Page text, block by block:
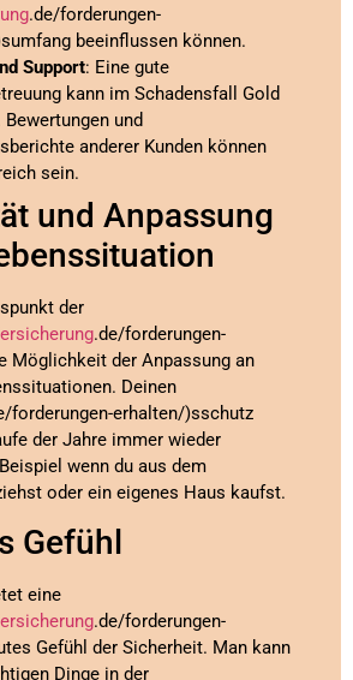
.de/forderungen-
beeinflussen können.
Support: Eine gute
kann im Schadensfall Gold
und
anderer Kunden können
sein.
und Anpassung
der
.de/forderungen-
Möglichkeit der Anpassung an
Deinen
forderungen-erhalten/)sschutz
der Jahre immer wieder
wenn du aus dem
oder ein eigenes Haus kaufst.
Gefühl
eine
.de/forderungen-
Gefühl der Sicherheit. Man kann
Dinge in der